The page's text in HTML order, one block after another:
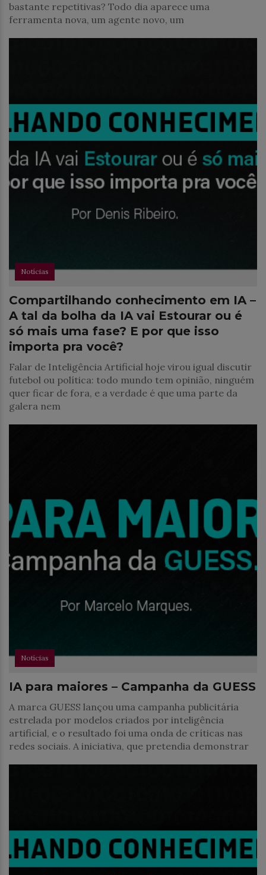
bastante repetitivas? Todo dia aparece uma
ferramenta nova, um agente novo, um
Notícias
Compartilhando conhecimento em IA –
A tal da bolha da IA vai Estourar ou é
só mais uma fase? E por que isso
importa pra você?
Falar de Inteligência Artificial hoje virou igual discutir
futebol ou política: todo mundo tem opinião, ninguém
quer ficar de fora, e a verdade é que uma parte da
galera nem
Notícias
IA para maiores – Campanha da GUESS
A marca GUESS lançou uma campanha publicitária
estrelada por modelos criados por inteligência
artificial, e o resultado foi uma onda de críticas nas
redes sociais. A iniciativa, que pretendia demonstrar